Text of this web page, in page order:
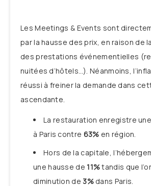
Les Meetings & Events sont
par la hausse des prix, en raison de
des prestations événementielles
nuitées d’hôtels…). Néanmoins,
réussi à freiner la demande dans
ascendante.
La restauration enregistre
à Paris contre 63% en région.
Hors de la capitale,
une hausse de11%tandis que
diminution de3%dans Paris.